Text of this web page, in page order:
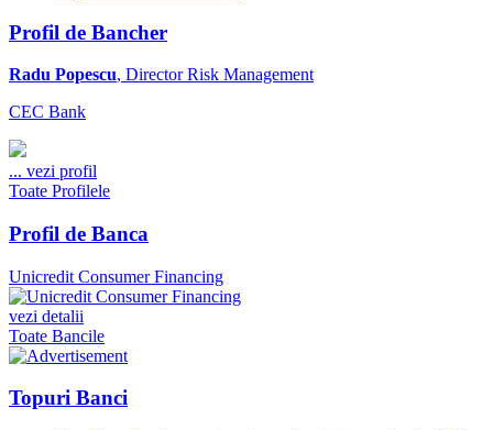
Profil de Bancher
Radu Popescu, Director Risk Management
CEC Bank
... vezi profil
Toate Profilele
Profil de Banca
Unicredit Consumer Financing
vezi detalii
Toate Bancile
Topuri Banci